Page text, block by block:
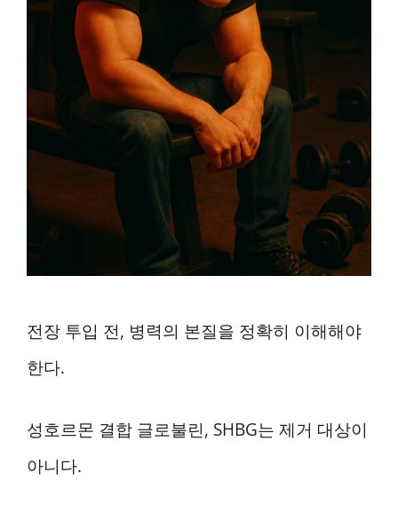
전장 투입 전, 병력의 본질을 정확히 이해해야
한다.
성호르몬 결합 글로불린, SHBG는 제거 대상이
아니다.